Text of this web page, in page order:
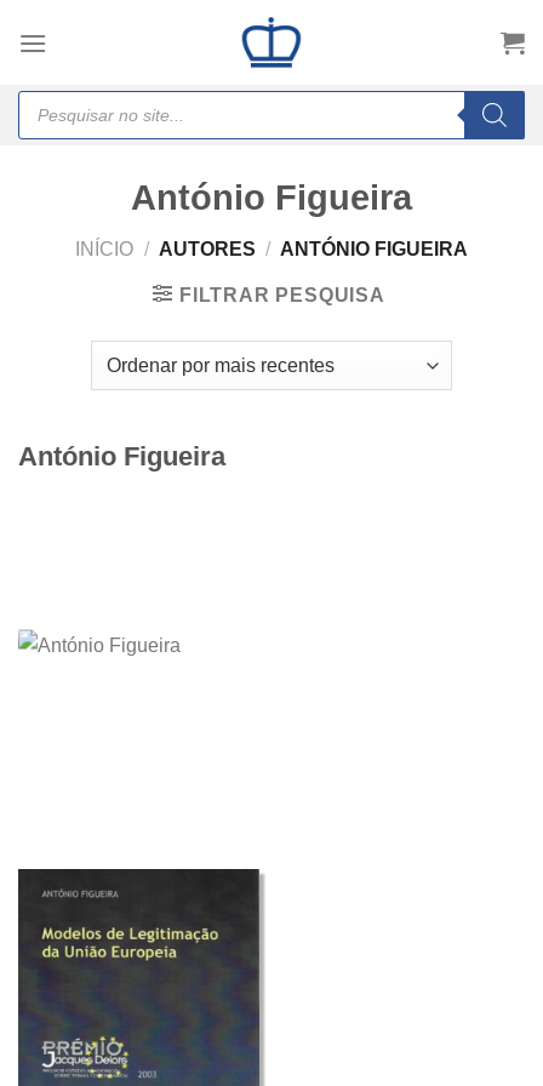
Products
search
António Figueira
INÍCIO / AUTORES / ANTÓNIO FIGUEIRA
FILTRAR PESQUISA
António Figueira